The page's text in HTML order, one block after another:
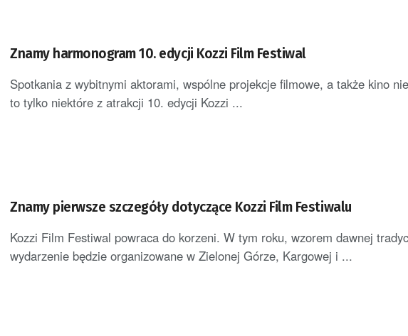
Znamy harmonogram 10. edycji Kozzi Film Festiwal
Spotkania z wybitnymi aktorami, wspólne projekcje filmowe, a także kino
to tylko niektóre z atrakcji 10. edycji Kozzi ...
Znamy pierwsze szczegóły dotyczące Kozzi Film Festiwalu
Kozzi Film Festiwal powraca do korzeni. W tym roku, wzorem dawnej
wydarzenie będzie organizowane w Zielonej Górze, Kargowej i ...